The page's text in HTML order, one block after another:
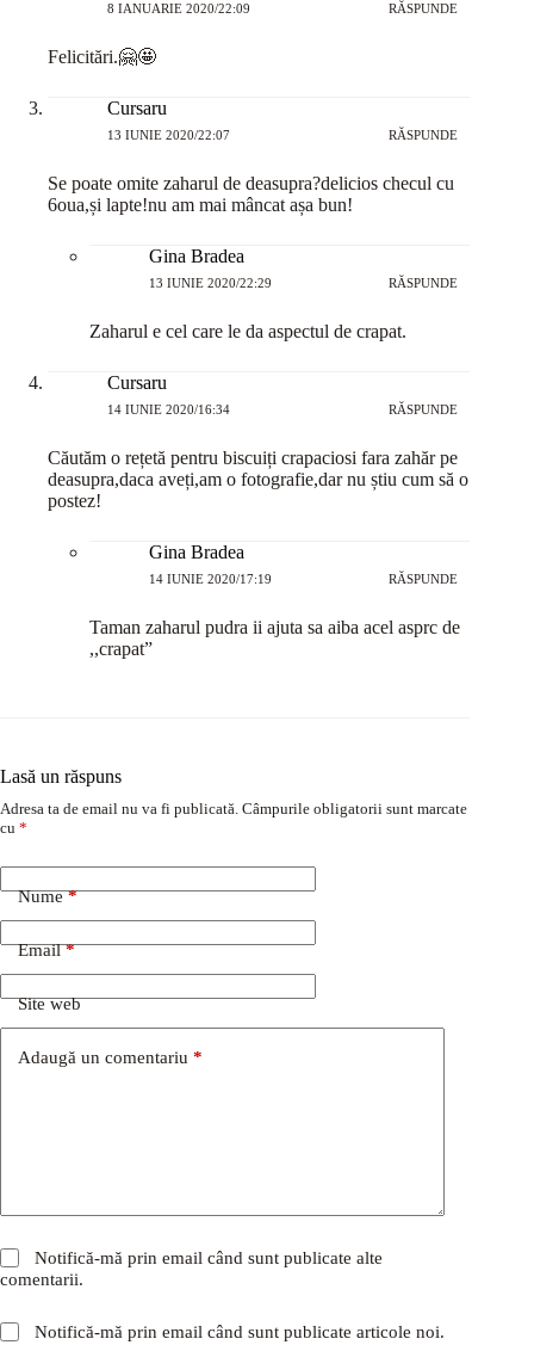
8 IANUARIE 2020/22:09 RĂSPUNDE
Felicitări.🤗🤩
Cursaru
13 IUNIE 2020/22:07 RĂSPUNDE
Se poate omite zaharul de deasupra?delicios checul cu
6oua,și lapte!nu am mai mâncat așa bun!
Gina Bradea
13 IUNIE 2020/22:29 RĂSPUNDE
Zaharul e cel care le da aspectul de crapat.
Cursaru
14 IUNIE 2020/16:34 RĂSPUNDE
Căutăm o rețetă pentru biscuiți crapaciosi fara zahăr pe
deasupra,daca aveți,am o fotografie,dar nu știu cum să o
postez!
Gina Bradea
14 IUNIE 2020/17:19 RĂSPUNDE
Taman zaharul pudra ii ajuta sa aiba acel asprc de
,,crapat”
Lasă un răspuns
Adresa ta de email nu va fi publicată. Câmpurile obligatorii sunt marcate
cu *
Nume*
Email*
Site web
Adaugă un comentariu *
Notifică-mă prin email când sunt publicate alte
comentarii.
Notifică-mă prin email când sunt publicate articole noi.